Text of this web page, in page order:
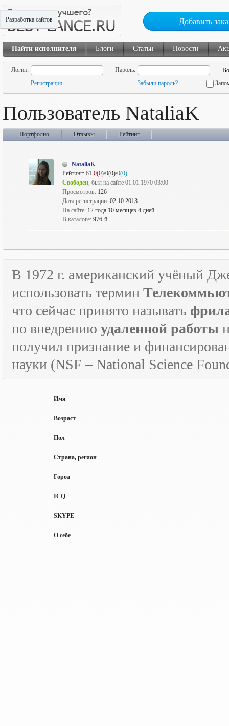
Добавить
Найти исполнителя Блоги Статьи Новости
Логин:
Пароль:
Регистрация
Забыли пароль?
Пользователь NataliaK
Портфолио Отзывы Рейтинг
NataliaK
Рейтинг: 61 0(0)/0(0)/0(0)
Свободен, был на сайте 01.01.1970 03:00
Просмотров: 126
Дата регистрации: 02.10.2013
На сайте: 12 года 10 месяцев 4 дней
В каталоге: 976-й
В 1972 г. американский учёный
использовать термин
что сейчас принято называть
по внедрению удаленной работы
получил признание и
науки (NSF – National Science
Разработка сайтов
Имя
Возраст
Пол
Страна, регион
Город
ICQ
SKYPE
О себе